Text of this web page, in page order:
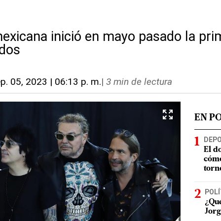
inició en mayo pasado la
05, 2023 | 06:13 p. m.| 3 min de lectura
EN
El